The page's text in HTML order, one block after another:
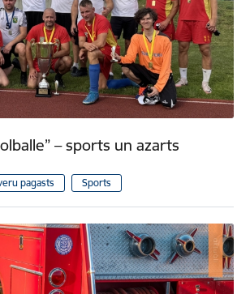
– sports un azarts
pagasts Sports